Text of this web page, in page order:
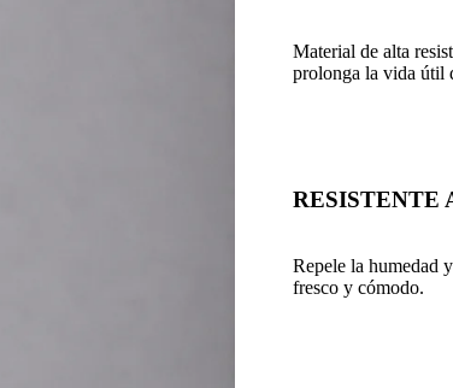
Material de alta
prolonga la vida útil
RESISTENTE
Repele la humedad
fresco y cómodo.